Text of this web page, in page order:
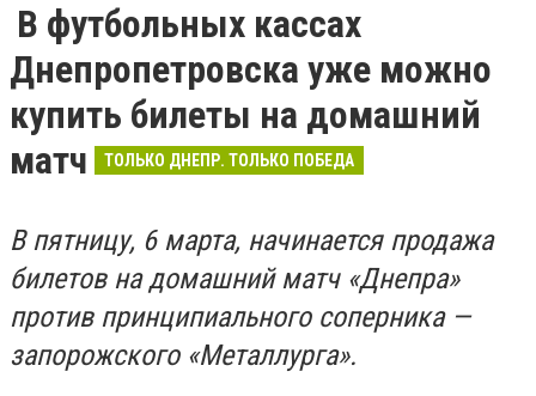
В футбольных кассах
Днепропетровска уже можно
купить билеты на домашний
матч
ТОЛЬКО ДНЕПР. ТОЛЬКО ПОБЕДА
В пятницу, 6 марта, начинается продажа
билетов на домашний матч «Днепра»
против принципиального соперника —
запорожского «Металлурга».